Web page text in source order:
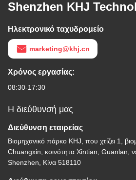
Shenzhen KHJ
Ηλεκτρονικό ταχυδρομείο
marketing@khj.cn
Χρόνος εργασίας:
08:30-17:30
Η διεύθυνσή μας
Διεύθυνση εταιρείας
Βιομηχανικό πάρκο KHJ, που χτίζει 1,
Chuangxin, κοινότητα Xintian, Guanlan,
Shenzhen, Κίνα 518110